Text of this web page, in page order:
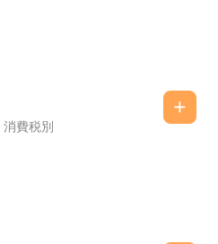
消費税別